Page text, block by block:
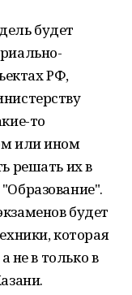
будет
РФ,
то
или ином
решать их в
будет
которая
не в только в